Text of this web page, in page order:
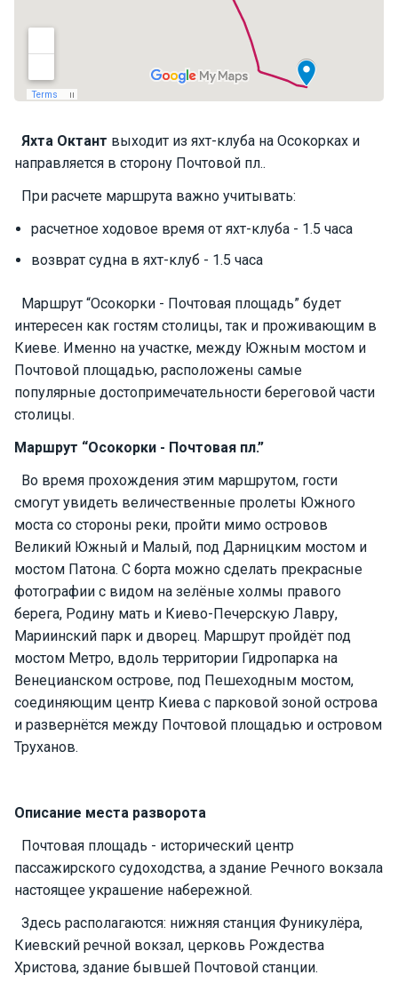
Яхта Октант выходит из яхт-клуба на Осокорках и
направляется в сторону Почтовой пл..
При расчете маршрута важно учитывать:
расчетное ходовое время от яхт-клуба - 1.5 часа
возврат судна в яхт-клуб - 1.5 часа
Маршрут “Осокорки - Почтовая площадь” будет
интересен как гостям столицы, так и проживающим в
Киеве. Именно на участке, между Южным мостом и
Почтовой площадью, расположены самые
популярные достопримечательности береговой части
столицы.
Маршрут “Осокорки - Почтовая пл.”
Во время прохождения этим маршрутом, гости
смогут увидеть величественные пролеты Южного
моста со стороны реки, пройти мимо островов
Великий Южный и Малый, под Дарницким мостом и
мостом Патона. С борта можно сделать прекрасные
фотографии с видом на зелёные холмы правого
берега, Родину мать и Киево-Печерскую Лавру,
Мариинский парк и дворец. Маршрут пройдёт под
мостом Метро, вдоль территории Гидропарка на
Венецианском острове, под Пешеходным мостом,
соединяющим центр Киева с парковой зоной острова
и развернётся между Почтовой площадью и островом
Труханов.
Описание места разворота
Почтовая площадь - исторический центр
пассажирского судоходства, а здание Речного вокзала
настоящее украшение набережной.
Здесь располагаются: нижняя станция Фуникулёра,
Киевский речной вокзал, церковь Рождества
Христова, здание бывшей Почтовой станции.
с
ы
я
т
ы
о
т
р
н
ы
х
ы
К
а
т
е
р
а
О нас
Програ
ммы
Подаро
чные
сертиф
икаты
Развле
чения